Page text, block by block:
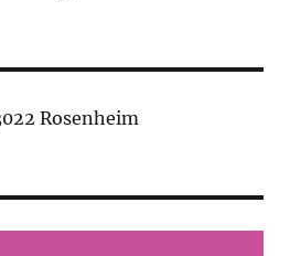
Rosenheim